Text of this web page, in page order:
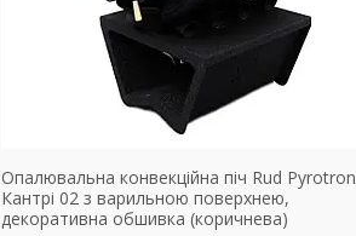
Опалювальна конвекційна піч Rud Pyrotron
Кантрі 02 з варильною поверхнею,
декоративна обшивка (коричнева)